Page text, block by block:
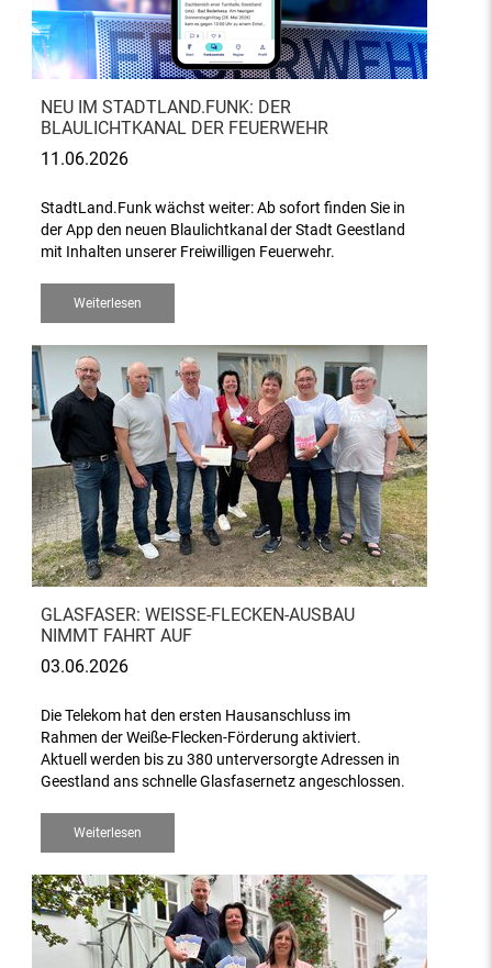
NEU IM STADTLAND.FUNK: DER
BLAULICHTKANAL DER FEUERWEHR
11.06.2026
StadtLand.Funk wächst weiter: Ab sofort finden Sie in
der App den neuen Blaulichtkanal der Stadt Geestland
mit Inhalten unserer Freiwilligen Feuerwehr.
Weiterlesen
GLASFASER: WEISSE-FLECKEN-AUSBAU N
IMMT FAHRT AUF
03.06.2026
Die Telekom hat den ersten Hausanschluss im
Rahmen der Weiße-Flecken-Förderung aktiviert.
Aktuell werden bis zu 380 unterversorgte Adressen in
Geestland ans schnelle Glasfasernetz angeschlossen.
Weiterlesen